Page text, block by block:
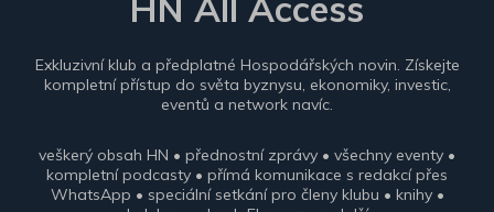
Exkluzivní klub a předplatné Hospodářských novin. Získejte
kompletní přístup do světa byznysu, ekonomiky, investic,
eventů a network navíc.
veškerý obsah HN • přednostní zprávy • všechny eventy •
kompletní podcasty • přímá komunikace s redakcí přes
WhatsApp • speciální setkání pro členy klubu • knihy •